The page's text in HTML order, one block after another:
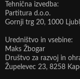
Tehnična izvedba:
Partitura d.o.o.
Gornji trg 20, 1000
Uredništvo in vsebine:
Maks Žbogar
Društvo za razvoj in
Župelevec 23, 8258